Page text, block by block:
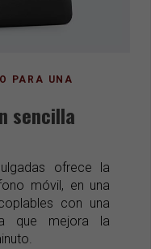
PARA UNA
sencilla
ofrece la
móvil, en una
con una
que mejora la